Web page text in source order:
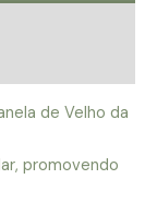
de Velho da
promovendo